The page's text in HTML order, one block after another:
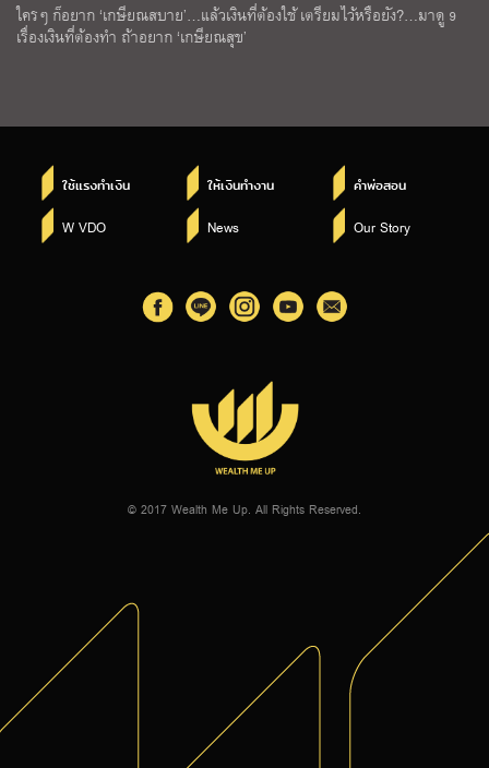
ใครๆ ก็อยาก ‘เกษียณสบาย’…แล้วเงินที่ต้องใช้ เตรียมไว้หรือยัง?…มาดู 9
เรื่องเงินที่ต้องทำ ถ้าอยาก ‘เกษียณสุข’
ใช้แรงทำเงิน ให้เงินทำงาน คำพ่อสอน
W VDO News Our Story
© 2017 Wealth Me Up. All Rights Reserved.